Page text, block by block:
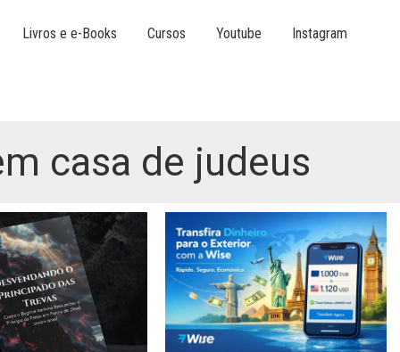
Livros e e-Books Cursos Youtube Instagram
casa de judeus